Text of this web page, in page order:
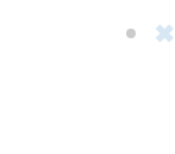
✖